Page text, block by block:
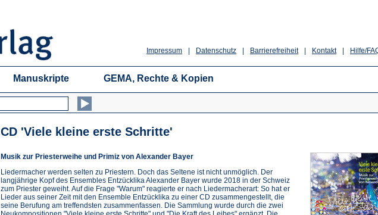
Hilfe/
Kontakt
Barrierefreiheit
Datenschutz
Impressum
Manuskripte GEMA, Rechte & Kopien
CD 'Viele kleine erste Schritte'
Musik zur Priesterweihe und Primiz von Alexander Bayer
Liedermacher werden selten zu Priestern. Doch das Seltene ist nicht unmöglich. Der
langjährige Kopf des Ensembles Entzücklika Alexander Bayer wurde 2018 in der Schweiz
zum Priester geweiht. Auf die Frage "Warum" reagierte er nach Liedermacherart: So hat er
Lieder aus seiner Zeit mit den Ensemble Entzücklika zu einer CD zusammengestellt, die
seine Berufung am treffendsten zusammenfassen. Die Sammlung wurde durch die zwei